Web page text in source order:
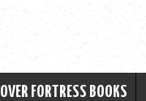
OVER FORTRESS BOOKS